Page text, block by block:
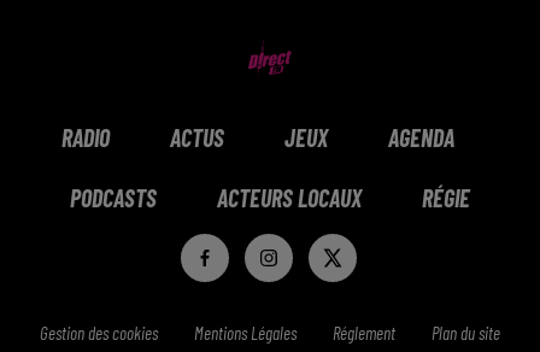
RADIO ACTUS JEUX AGENDA
PODCASTS ACTEURS LOCAUX RÉGIE
Gestion des cookies Mentions Légales Réglement Plan du site